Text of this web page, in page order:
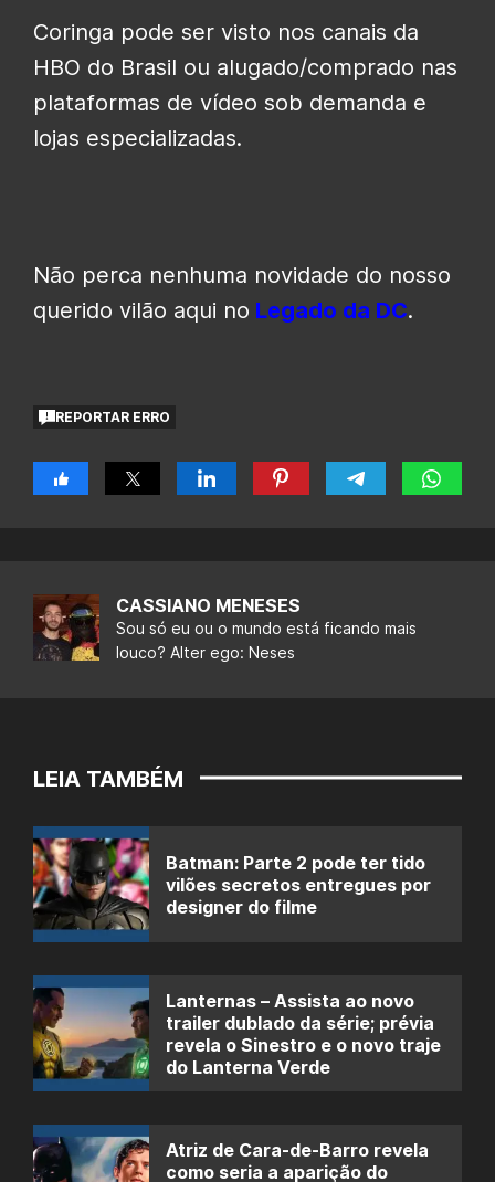
Coringa pode ser visto nos canais da
HBO do Brasil ou alugado/comprado nas
plataformas de vídeo sob demanda e
lojas especializadas.
Não perca nenhuma novidade do nosso
querido vilão aqui no Legado da DC.
REPORTAR ERRO
CASSIANO MENESES
Sou só eu ou o mundo está ficando mais
louco? Alter ego: Neses
LEIA TAMBÉM
Batman: Parte 2 pode ter tido
vilões secretos entregues por
designer do filme
Lanternas – Assista ao novo
trailer dublado da série; prévia
revela o Sinestro e o novo traje
do Lanterna Verde
Atriz de Cara-de-Barro revela
como seria a aparição do